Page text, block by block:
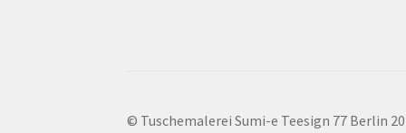
© Tuschemalerei Sumi-e Teesign 77 Berlin